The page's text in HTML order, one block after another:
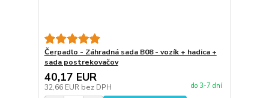
Čerpadlo - Záhradná sada B08 - vozík + hadica +
sada postrekovačov
40,17 EUR
32,66 EUR bez DPH do 3-7 dní